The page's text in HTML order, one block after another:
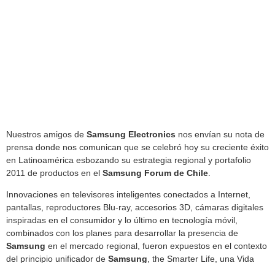
Nuestros amigos de Samsung Electronics nos envían su nota de
prensa donde nos comunican que se celebró hoy su creciente éxito
en Latinoamérica esbozando su estrategia regional y portafolio
2011 de productos en el Samsung Forum de Chile
Innovaciones en televisores inteligentes conectados a Internet,
pantallas, reproductores Blu-ray, accesorios 3D, cámaras digitales
inspiradas en el consumidor y lo último en tecnología móvil,
combinados con los planes para desarrollar la presencia de
Samsung en el mercado regional, fueron expuestos en el contexto
del principio unificador de Samsung , the Smarter Life, una Vida